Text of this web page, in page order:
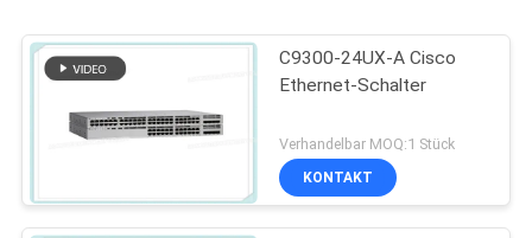
C9300-24UX-A Cisco
Ethernet-Schalter
Verhandelbar MOQ:1 Stück
KONTAKT